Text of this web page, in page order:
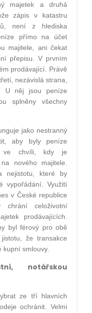
majetek a druhá
zápis v katastru
není z hlediska
přímo na účet
majitele, ani čekat
přepisu. V prvním
prodávající. Právě
nezávislá strana,
U něj jsou peníze
splněny všechny
jako nestranný
aby byly peníze
ve chvíli, kdy je
nového majitele.
nejistotu, které by
vypořádání. Využití
v České republice
chrání celoživotní
prodávajících.
byl férový pro obě
že transakce
smlouvy.
notářskou
ze tří hlavních
ochránit. Velmi